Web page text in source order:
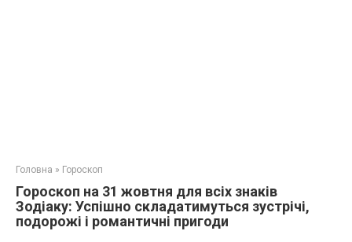
Головна » Гороскоп
Гороскоп на 31 жовтня для всіх знаків
Зодіаку: Успішно складатимуться зустрічі,
подорожі і романтичні пригоди